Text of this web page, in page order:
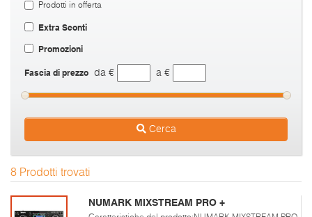
Prodotti in offerta
Extra Sconti
Promozioni
Fascia di prezzo da € a €
Cerca
8 Prodotti trovati
NUMARK MIXSTREAM PRO +